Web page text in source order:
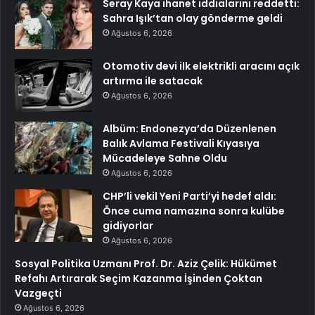
Seray Kaya ihanet iddialarını reddetti:
Sahra Işık’tan olay gönderme geldi
Ağustos 6, 2026
Otomotiv devi ilk elektrikli aracını açık
artırma ile satacak
Ağustos 6, 2026
Albüm: Endonezya’da Düzenlenen
Balık Avlama Festivali Kıyasıya
Mücadeleye Sahne Oldu
Ağustos 6, 2026
CHP’li vekil Yeni Parti’yi hedef aldı:
Önce cuma namazına sonra kulübe
gidiyorlar
Ağustos 6, 2026
Sosyal Politika Uzmanı Prof. Dr. Aziz Çelik: Hükümet
Refahı Artırarak Seçim Kazanma İşinden Çoktan
Vazgeçti
Ağustos 6, 2026